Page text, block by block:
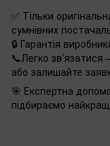
✅ Тільки
сумнівних
🔒 Гарантія
📞Легко
або залишайте
🎯 Експертна
підбираємо